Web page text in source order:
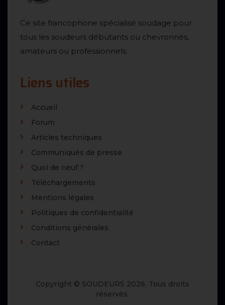
Ce site francophone spécialisé soudage pour
tous les soudeurs débutants ou chevronnés,
amateurs ou professionnels.
Liens utiles
Accueil
Forum
Articles techniques
Communiqués de presse
Quoi de neuf ?
Téléchargements
Mentions légales
Politiques de confidentialité
Conditions générales
Contact
Copyright © SOUDEURS 2026. Tous droits
réservés.